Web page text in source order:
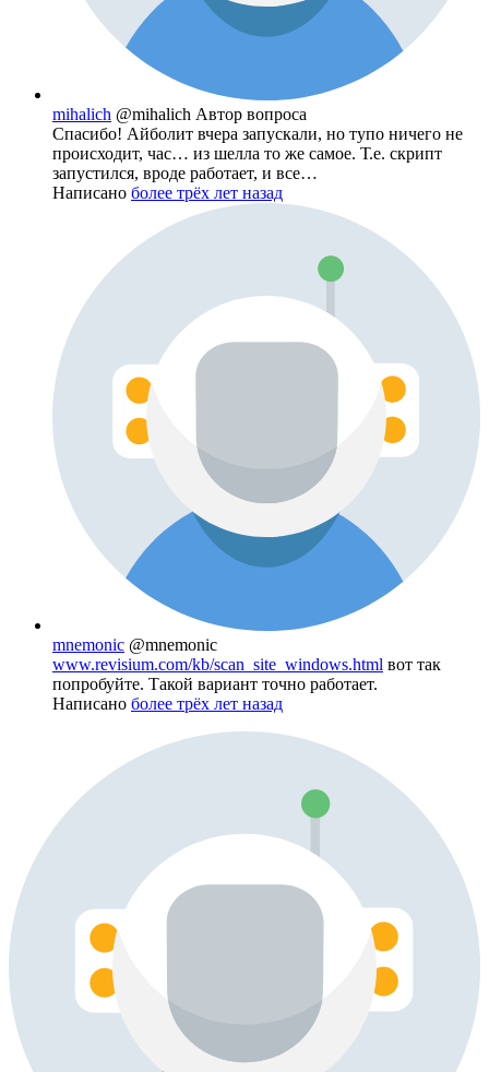
mihalich @mihalich Автор вопроса
Спасибо! Айболит вчера запускали, но тупо ничего не
происходит, час… из шелла то же самое. Т.е. скрипт
запустился, вроде работает, и все…
Написано более трёх лет назад
mnemonic @mnemonic
www.revisium.com/kb/scan_site_windows.html вот так
попробуйте. Такой вариант точно работает.
Написано более трёх лет назад